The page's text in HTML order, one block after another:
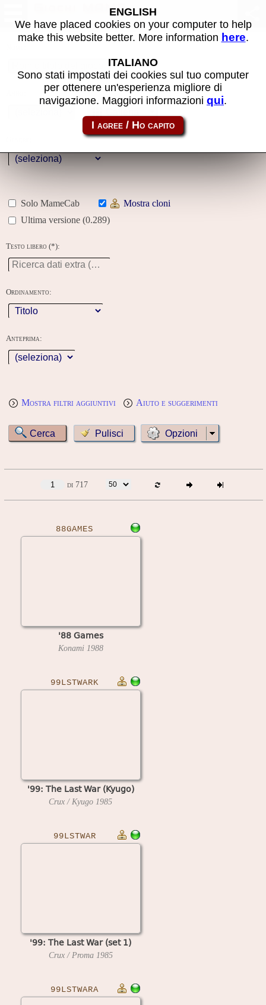
Giochi MAME
Solo MameCab
Mostra cloni
Ultima versione (0.289)
Testo libero (*):
Ordinamento:
Anteprima:
Mostra filtri aggiuntivi Aiuto e suggerimenti
Opzioni
di 717
88GAMES
'88 Games
Konami 1988
99LSTWARK
'99: The Last War (Kyugo)
Crux / Kyugo 1985
99LSTWAR
'99: The Last War (set 1)
Crux / Proma 1985
99LSTWARA
ENGLISH
We have placed cookies on your computer to help
make this website better. More information here.
ITALIANO
Sono stati impostati dei cookies sul tuo computer
per ottenere un'esperienza migliore di
navigazione. Maggiori informazioni qui.